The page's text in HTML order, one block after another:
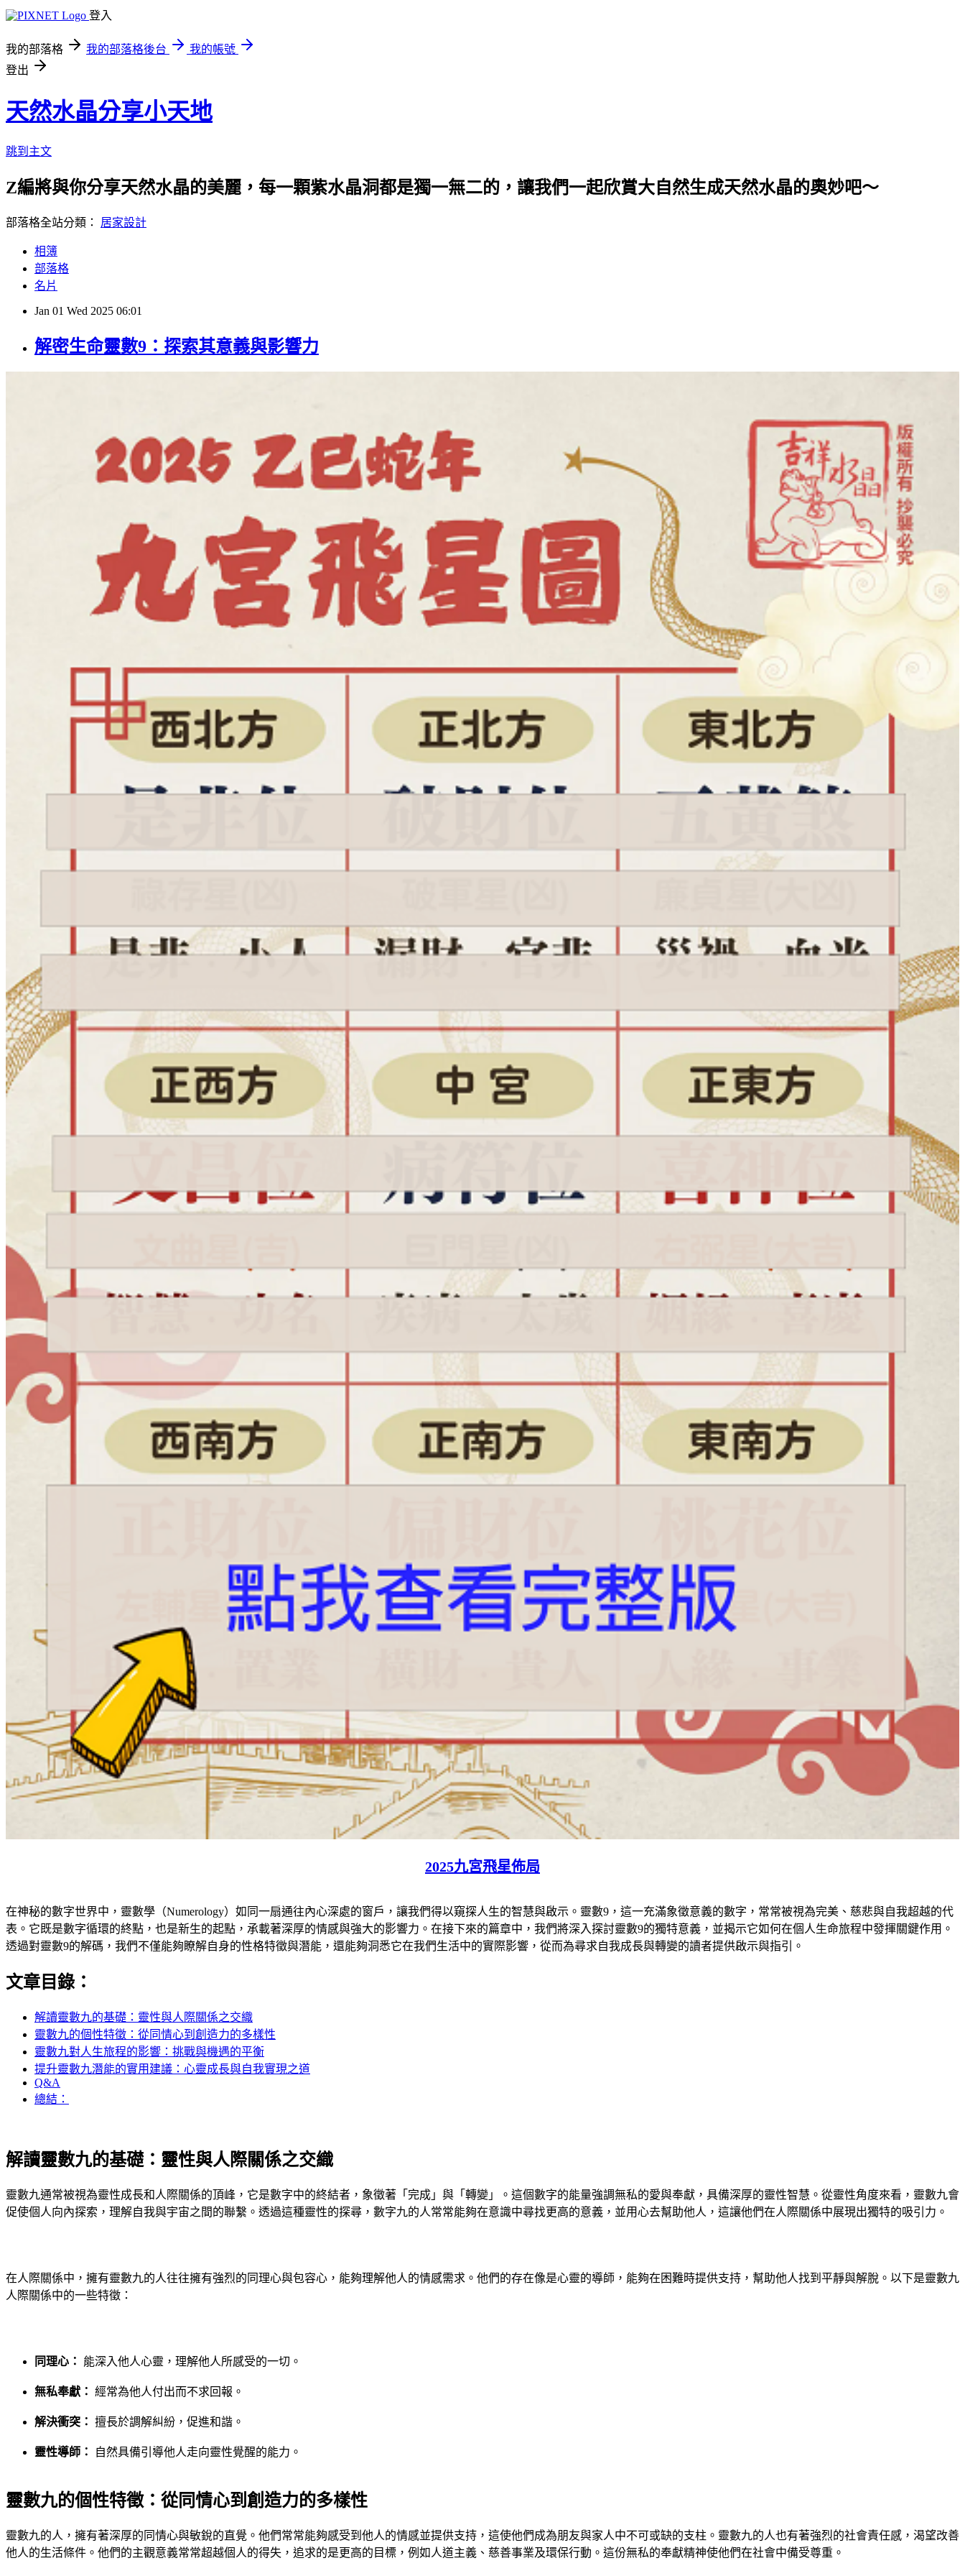
登入
我的部落格 我的部落格後台
我的帳號
登出
天然水晶分享小天地
跳到主文
Z編將與你分享天然水晶的美麗，每一顆紫水晶洞都是獨一無二的，讓我們一起欣賞大自然生成天然水晶的奧妙吧～
部落格全站分類： 居家設計
相簿
部落格
名片
Jan 01 Wed 2025 06:01
解密生命靈數9：探索其意義與影響力
2025九宮飛星佈局
在神秘的數字世界中，靈數學（Numerology）如同一扇通往內心深處的窗戶，讓我們得以窺探人生的智慧與啟示。靈數9，這一充滿象徵意義的數字，常常被視為完美、慈悲與自我超越的代
表。它既是數字循環的終點，也是新生的起點，承載著深厚的情感與強大的影響力。在接下來的篇章中，我們將深入探討靈數9的獨特意義，並揭示它如何在個人生命旅程中發揮關鍵作用。
透過對靈數9的解碼，我們不僅能夠瞭解自身的性格特徵與潛能，還能夠洞悉它在我們生活中的實際影響，從而為尋求自我成長與轉變的讀者提供啟示與指引。
文章目錄：
解讀靈數九的基礎：靈性與人際關係之交織
靈數九的個性特徵：從同情心到創造力的多樣性‌
靈數九對人生旅程的影響：挑戰與機遇的平衡
提升靈數九潛能的實用建議：心靈成長與自我實現之道
Q&A
總結：
解讀靈數九的基礎：靈性與人際關係之交織
靈數九通常被視為靈性成長和人際關係的頂峰，它是數字中的終結者，象徵著「完成」與「轉變」。這個數字的能量強調無私的愛與奉獻，具備深厚的靈性智慧。從靈性角度來看，靈數九會
促使個人向內探索，理解自我與宇宙之間的聯繫。透過這種靈性的探尋，數字九的人常常能夠在意識中尋找更高的意義，並用心去幫助他人，這讓他們在人際關係中展現出獨特的吸引力。
在人際關係中，擁有靈數九的人往往擁有強烈的同理心與包容心，能夠理解他人的情感需求。他們的存在像是心靈的導師，能夠在困難時提供支持，幫助他人找到平靜與解脫。以下是靈數九
人際關係中的一些特徵：
同理心： 能深入他人心靈，理解他人所感受的一切。
無私奉獻： 經常為他人付出而不求回報。
解決衝突： 擅長於調解糾紛，促進和諧。
靈性導師： 自然具備引導他人走向靈性覺醒的能力。
靈數九的個性特徵：從同情心到創造力的多樣性
靈數九的人，擁有著深厚的同情心與敏銳的直覺。他們常常能夠感受到他人的情感並提供支持，這使他們成為朋友與家人中不可或缺的支柱。靈數九的人也有著強烈的社會責任感，渴望改善
他人的生活條件。他們的主觀意義常常超越個人的得失，追求的是更高的目標，例如人道主義、慈善事業及環保行動。這份無私的奉獻精神使他們在社會中備受尊重。